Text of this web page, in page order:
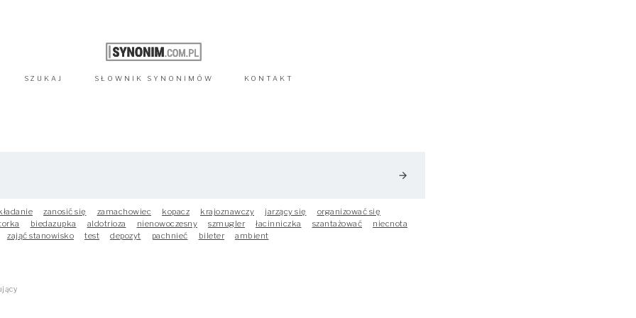
SZUKAJ SŁOWNIK SYNONIMÓW KONTAKT
arrow_forward
zanosić się zamachowiec kopacz krajoznawczy jarzący się
organizować się
biedazupka aldotrioza nienowoczesny szmugler łacinniczka szantażować
niecnota
zająć stanowisko
test depozyt pachnieć bileter ambient